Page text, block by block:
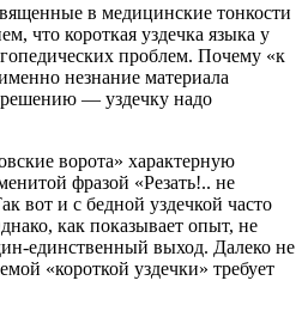
в медицинские тонкости
что короткая уздечка языка у
проблем. Почему «к
незнание материала
— уздечку надо
ворота» характерную
фразой «Резать!.. не
вот и с бедной уздечкой часто
как показывает опыт, не
единственный выход. Далеко не
«короткой уздечки» требует